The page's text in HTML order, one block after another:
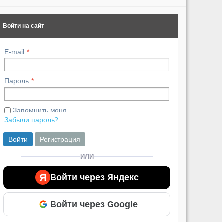
Войти на сайт
E-mail
Пароль
Запомнить меня
Забыли пароль?
Войти Регистрация
ИЛИ
Я Войти через Яндекс
Войти через Google